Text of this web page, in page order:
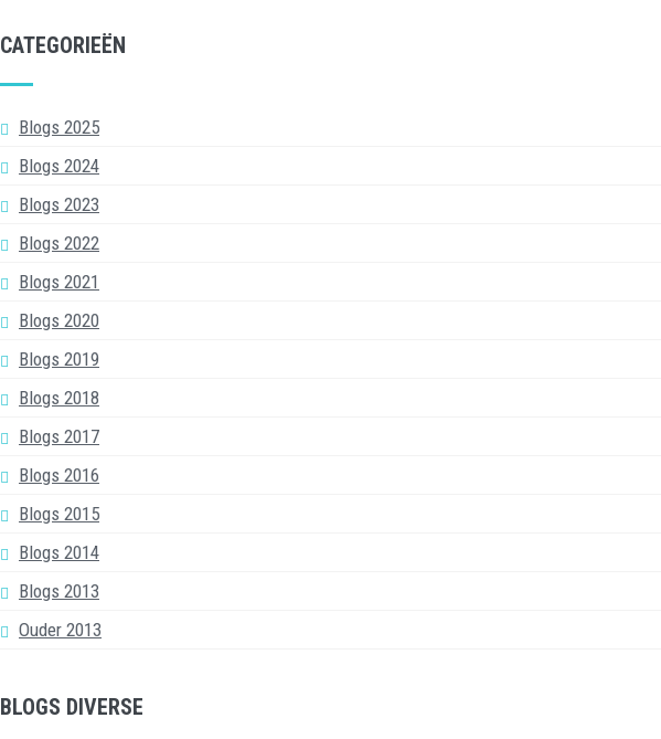
CATEGORIEËN
Blogs 2025
Blogs 2024
Blogs 2023
Blogs 2022
Blogs 2021
Blogs 2020
Blogs 2019
Blogs 2018
Blogs 2017
Blogs 2016
Blogs 2015
Blogs 2014
Blogs 2013
Ouder 2013
BLOGS DIVERSE